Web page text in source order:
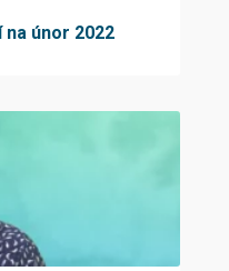
únor 2022